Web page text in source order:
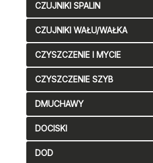
CZUJNIKI SPALIN
CZUJNIKI WAŁU/WAŁKA
CZYSZCZENIE I MYCIE
CZYSZCZENIE SZYB
DMUCHAWY
DOCISKI
DOD